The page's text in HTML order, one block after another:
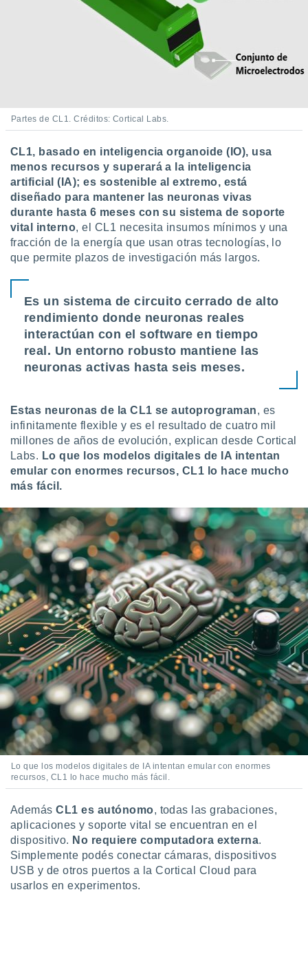
Partes de CL1. Créditos: Cortical Labs.
CL1, basado en inteligencia organoide (IO), usa
menos recursos y superará a la inteligencia
artificial (IA); es sostenible al extremo, está
diseñado para mantener las neuronas vivas
durante hasta 6 meses con su sistema de soporte
vital interno, el CL1 necesita insumos mínimos y una
fracción de la energía que usan otras tecnologías, lo
que permite plazos de investigación más largos.
Es un sistema de circuito cerrado de alto
rendimiento donde neuronas reales
interactúan con el software en tiempo
real. Un entorno robusto mantiene las
neuronas activas hasta seis meses.
Estas neuronas de la CL1 se autoprograman, es
infinitamente flexible y es el resultado de cuatro mil
millones de años de evolución, explican desde Cortical
Labs. Lo que los modelos digitales de IA intentan
emular con enormes recursos, CL1 lo hace mucho
más fácil.
Lo que los modelos digitales de IA intentan emular con enormes
recursos, CL1 lo hace mucho más fácil.
AdemásCL1 es autónomo, todas las grabaciones,
aplicaciones y soporte vital se encuentran en el
dispositivo. No requiere computadora externa.
Simplemente podés conectar cámaras, dispositivos
USB y de otros puertos a la Cortical Cloud para
usarlos en experimentos.